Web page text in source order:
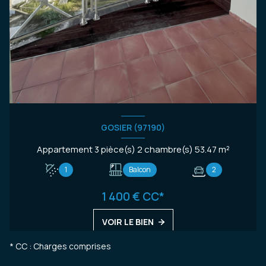
GOSIER (97190)
Appartement 3 pièce(s) 2 chambre(s) 53.47 m²
1 Balcon 2
1 400 € CC*
VOIR LE BIEN
* CC : Charges comprises